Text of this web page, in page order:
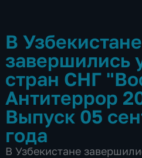
В Узбекистане
завершились
стран СНГ
Антитеррор
Выпуск 05
года
В Узбекистане